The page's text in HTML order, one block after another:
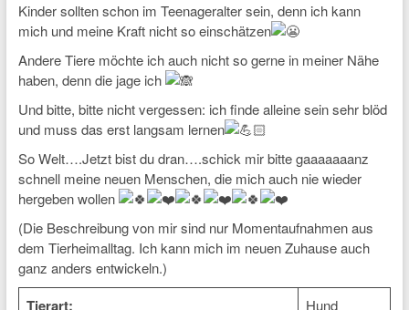
Kinder sollten schon im Teenageralter sein, denn ich kann
mich und meine Kraft nicht so einschätzen
Andere Tiere möchte ich auch nicht so gerne in meiner Nähe
haben, denn die jage ich
Und bitte, bitte nicht vergessen: ich finde alleine sein sehr blöd
und muss das erst langsam lernen
So Welt….Jetzt bist du dran….schick mir bitte gaaaaaaanz
schnell meine neuen Menschen, die mich auch nie wieder
hergeben wollen
(Die Beschreibung von mir sind nur Momentaufnahmen aus
dem Tierheimalltag. Ich kann mich im neuen Zuhause auch
ganz anders entwickeln.)
Tierart: Hund